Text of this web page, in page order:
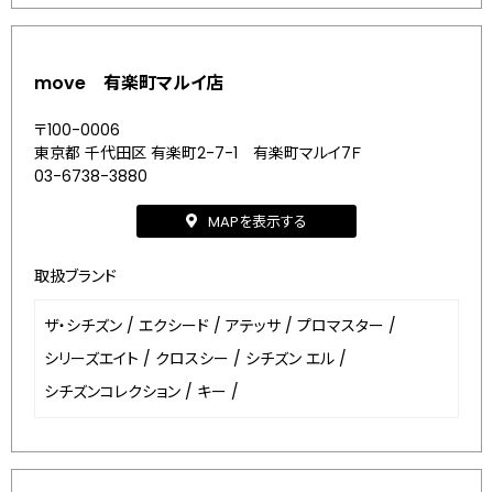
move 有楽町マルイ店
〒100-0006
東京都 千代田区 有楽町2-7-1 有楽町マルイ7Ｆ
03-6738-3880
MAPを表示する
取扱ブランド
ザ・シチズン / エクシード / アテッサ / プロマスター /
シリーズエイト / クロスシー / シチズン エル /
シチズンコレクション / キー /